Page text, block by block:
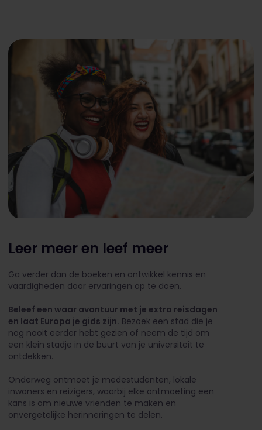
Leer meer en leef meer
Ga verder dan de boeken en ontwikkel kennis en
vaardigheden door ervaringen op te doen.
Beleef een waar avontuur met je extra reisdagen
en laat Europa je gids zijn. Bezoek een stad die je
nog nooit eerder hebt gezien of neem de tijd om
een klein stadje in de buurt van je universiteit te
ontdekken.
Onderweg ontmoet je medestudenten, lokale
inwoners en reizigers, waarbij elke ontmoeting een
kans is om nieuwe vrienden te maken en
onvergetelijke herinneringen te delen.